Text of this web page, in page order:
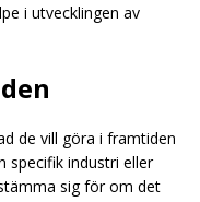
i utvecklingen av
de vill göra i framtiden
specifik industri eller
sig för om det